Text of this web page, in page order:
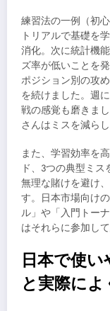
練習法の一例（初
トリアルで基礎を
消化。次に統計機
ズ率が低いことを
ポジション別の攻
を続けました。週
戦の感覚も磨きま
さんはミスを減ら
また、学習効率を
ド、3つの典型ミス
無理な賭けを避け
す。日本市場向け
ル」や「入門トー
はそれらに参加し
日本で使
と実際に